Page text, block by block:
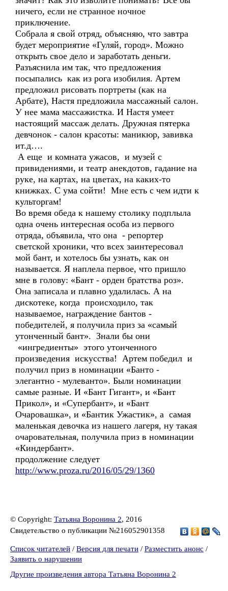
ничего, если не странное ночное
приключение.
Собрала я свой отряд, объясняю, что завтра
будет мероприятие «Гуляй, город». Можно
открыть свое дело и заработать деньги.
Разъяснила им так, что предложения
посыпались как из рога изобилия. Артем
предложил рисовать портреты (как на
Арбате), Настя предложила массажный салон.
У нее мама массажистка. И Настя умеет
настоящий массаж делать. Дружная пятерка
девчонок - салон красоты: маникюр, завивка
ит.д….
А еще и комната ужасов, и музей с
привидениями, и театр анекдотов, гадание на
руке, на картах, на цветах, на каких-то
книжках. С ума сойти! Мне есть с чем идти к
культоргам!
Во время обеда к нашему столику подплыла
одна очень интересная особа из первого
отряда, объявила, что она - репортер
светской хроники, что всех заинтересовал
мой бант, и хотелось бы узнать, как он
называется. Я наплела первое, что пришло
мне в голову: «Бант - орден братства роз».
Она записала и плавно удалилась. А на
дискотеке, когда происходило, так
называемое, награждение бантов -
победителей, я получила приз за «самый
утонченный бант». Знали бы они
«ингредиенты» этого утонченного
произведения искусства! Артем победил и
получил приз в номинации «Банто -
элегантно - мулеванто». Были номинации
самые разные. И «Бант Гигант», и «Бант
Прикол», и «Супербант», и «Бант
Очаровашка», и «Бантик Ужастик», а самая
маленькая девочка из нашего лагеря, ну такая
очаровательная, получила приз в номинации
«Киндербант».
продолжение следует
http://www.proza.ru/2016/05/29/1360
© Copyright: Татьяна Воронина 2, 2016
Свидетельство о публикации №216052901358
Список читателей / Версия для печати / Разместить анонс /
Заявить о нарушении
Другие произведения автора Татьяна Воронина 2